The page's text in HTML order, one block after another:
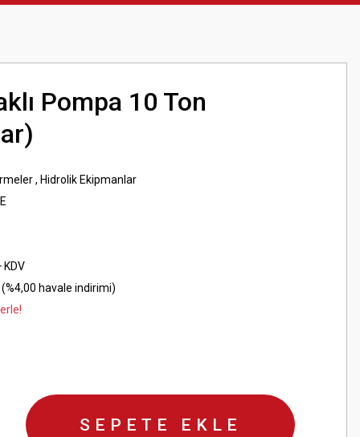
Pompa 10 Ton
, Hidrolik Ekipmanlar
KDV
havale indirimi)
SEPETE EKLE